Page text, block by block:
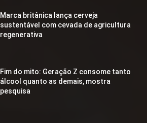
Marca britânica lança cerveja
sustentável com cevada de agricultura
regenerativa
Fim do mito: Geração Z consome tanto
álcool quanto as demais, mostra
pesquisa